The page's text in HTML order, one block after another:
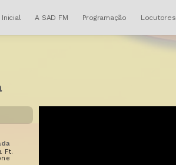
Inicial A SAD FM Programação Locutores
Ft.